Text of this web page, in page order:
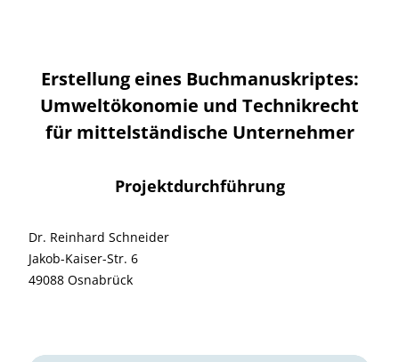
Erstellung eines Buchmanuskriptes:
Umweltökonomie und Technikrecht
für mittelständische Unternehmer
Projektdurchführung
Dr. Reinhard Schneider
Jakob-Kaiser-Str. 6
49088 Osnabrück